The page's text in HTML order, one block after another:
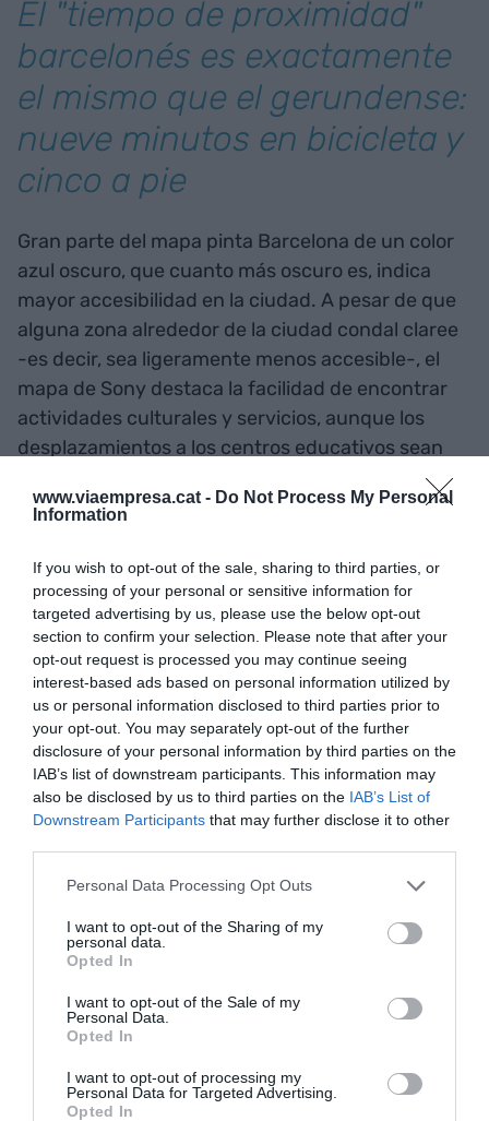
www.viaempresa.cat - Do Not Process My Personal
Information
If you wish to opt-out of the sale, sharing to third parties, or
processing of your personal or sensitive information for
targeted advertising by us, please use the below opt-out
section to confirm your selection. Please note that after your
opt-out request is processed you may continue seeing
interest-based ads based on personal information utilized by
us or personal information disclosed to third parties prior to
your opt-out. You may separately opt-out of the further
disclosure of your personal information by third parties on the
IAB’s list of downstream participants. This information may
also be disclosed by us to third parties on the IAB’s List of
Downstream Participants that may further disclose it to other
Personal Data Processing Opt Outs
I want to opt-out of the Sharing of my
personal data.
Opted In
I want to opt-out of the Sale of my
Personal Data.
Opted In
I want to opt-out of processing my
Personal Data for Targeted Advertising.
Opted In
El "tiempo de proximidad"
barcelonés es exactamente
el mismo que el gerundense:
nueve minutos en bicicleta y
cinco a pie
Gran parte del mapa pinta Barcelona de un color
azul oscuro, que cuanto más oscuro es, indica
mayor accesibilidad en la ciudad. A pesar de que
alguna zona alrededor de la ciudad condal claree
-es decir, sea ligeramente menos accesible-, el
mapa de Sony destaca la facilidad de encontrar
actividades culturales y servicios, aunque los
desplazamientos a los centros educativos sean
ligeramente superiores en comparación con el
resto de necesidades básicas. Sin embargo, todos
paseando o en bicicleta.
Las ciudades se
reconstruyen
Panel informativo de obras en Consell de Cent de
Barcelona | ACN
"En los últimos cien años, la humanidad ha creado
ciudades pensadas para ir en coche; ahora se
están empezando a adaptar para ir a pie", afirma